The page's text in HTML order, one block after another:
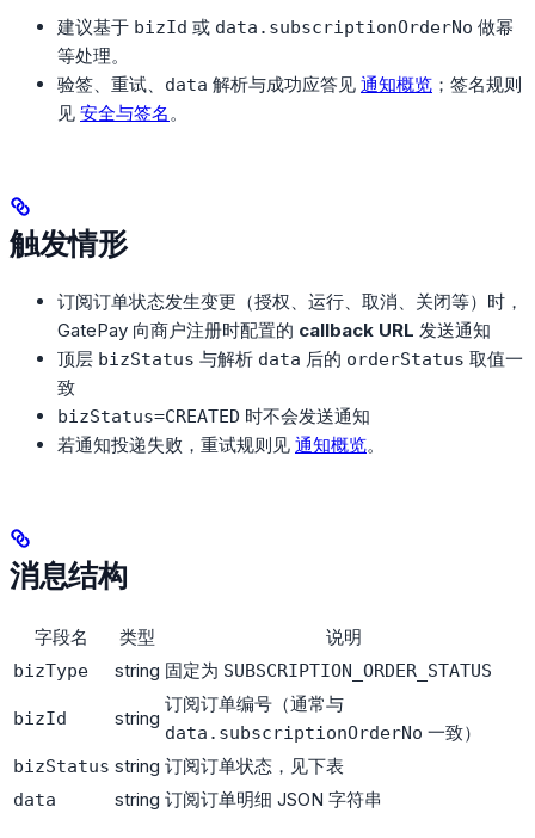
建议基于 bizId 或 data.subscriptionOrderNo 做幂
等处理。
验签、重试、 data 解析与成功应答见 通知概览 ；签名规则
见 安全与签名 。
触发情形
订阅订单状态发生变更（授权、运行、取消、关闭等）时，
GatePay 向商户注册时配置的 callback URL 发送通知
顶层 bizStatus 与解析 data 后的 orderStatus 取值一
致
bizStatus=CREATED 时不会发送通知
若通知投递失败，重试规则见 通知概览。
消息结构
字段名 类型 说明
bizType string 固定为 SUBSCRIPTION_ORDER_STATUS
bizId string
订阅订单编号（通常与
data.subscriptionOrderNo 一致）
bizStatus string 订阅订单状态，见下表
data string 订阅订单明细 JSON 字符串